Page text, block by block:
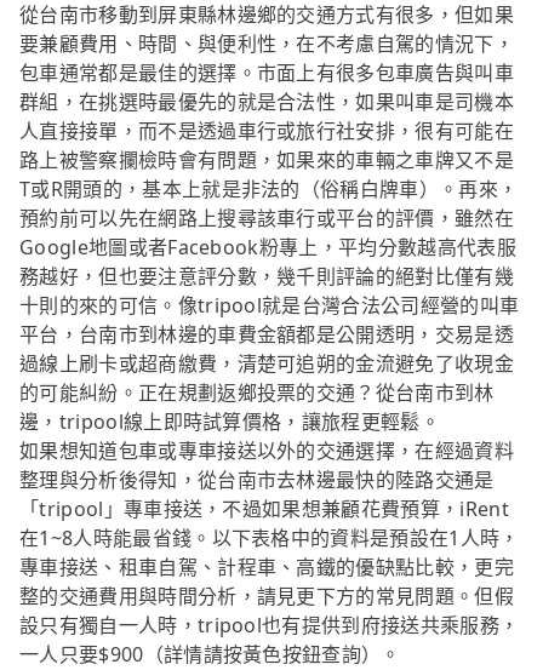
從台南市移動到屏東縣林邊鄉的交通方式有很多，但如果
要兼顧費用、時間、與便利性，在不考慮自駕的情況下，
包車通常都是最佳的選擇。市面上有很多包車廣告與叫車
群組，在挑選時最優先的就是合法性，如果叫車是司機本
人直接接單，而不是透過車行或旅行社安排，很有可能在
路上被警察攔檢時會有問題，如果來的車輛之車牌又不是
T或R開頭的，基本上就是非法的（俗稱白牌車）。再來，
預約前可以先在網路上搜尋該車行或平台的評價，雖然在
Google地圖或者Facebook粉專上，平均分數越高代表服
務越好，但也要注意評分數，幾千則評論的絕對比僅有幾
十則的來的可信。像tripool就是台灣合法公司經營的叫車
平台，台南市到林邊的車費金額都是公開透明，交易是透
過線上刷卡或超商繳費，清楚可追朔的金流避免了收現金
的可能糾紛。正在規劃返鄉投票的交通？從台南市到林
邊，tripool線上即時試算價格，讓旅程更輕鬆。
如果想知道包車或專車接送以外的交通選擇，在經過資料
整理與分析後得知，從台南市去林邊最快的陸路交通是
「tripool」專車接送，不過如果想兼顧花費預算，iRent
在1~8人時能最省錢。以下表格中的資料是預設在1人時，
專車接送、租車自駕、計程車、高鐵的優缺點比較，更完
整的交通費用與時間分析，請見更下方的常見問題。但假
設只有獨自一人時，tripool也有提供到府接送共乘服務，
一人只要$900（詳情請按黃色按鈕查詢）。